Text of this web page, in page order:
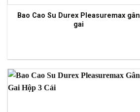
Bao Cao Su Durex Pleasuremax gân
gai